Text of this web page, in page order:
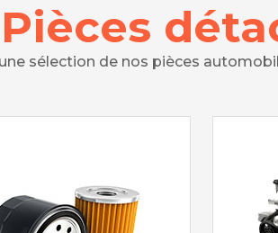
Pièces
sélection de nos pièces